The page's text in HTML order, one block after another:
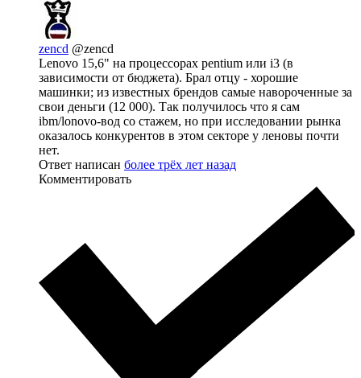
zencd @zencd
Lenovo 15,6" на процессорах pentium или i3 (в
зависимости от бюджета). Брал отцу - хорошие
машинки; из известных брендов самые навороченные за
свои деньги (12 000). Так получилось что я сам
ibm/lonovo-вод со стажем, но при исследовании рынка
оказалось конкурентов в этом секторе у леновы почти
нет.
Ответ написан более трёх лет назад
Комментировать